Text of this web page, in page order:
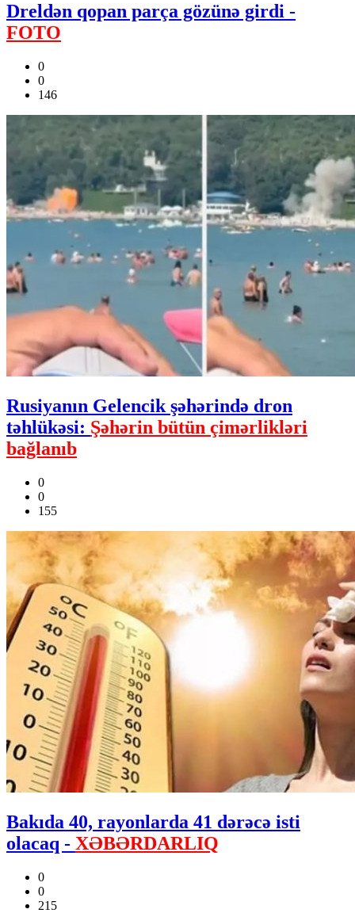
Dreldən qopan parça gözünə girdi -
FOTO
0
0
146
Rusiyanın Gelencik şəhərində dron
təhlükəsi: Şəhərin bütün çimərlikləri
bağlanıb
0
0
155
Bakıda 40, rayonlarda 41 dərəcə isti
olacaq - XƏBƏRDARLIQ
0
0
215